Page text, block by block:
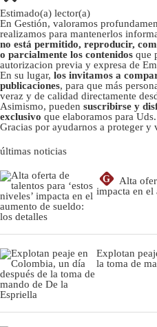
Estimado(a) lector(a)
En Gestión, valoramos
realizamos para mantenerlos
no está permitido, reproducir,
o parcialmente los contenidos que
autorizacion previa y expresa de
En su lugar, los invitamos a
publicaciones, para que más
veraz y de calidad directamente
Asimismo, pueden suscribirse y
exclusivo que elaboramos para Uds.
Gracias por ayudarnos a proteger y
últimas noticias
G
Alta
impacta en el
Explotan
la toma de